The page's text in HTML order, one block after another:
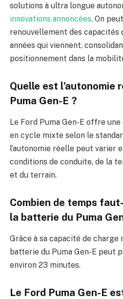
solutions à ultra longue
innovations annoncées. On
renouvellement des capacités
années qui viennent,
positionnement dans la
Quelle est l’autonomie
Puma Gen-E ?
Le Ford Puma Gen-E offre
en cycle mixte selon le
l’autonomie réelle peut varier
conditions de conduite, de la
et du terrain.
Combien de temps
la batterie du Puma
Grâce à sa capacité de charge
batterie du Puma Gen-E peut
environ 23 minutes.
Le Ford Puma Gen-E